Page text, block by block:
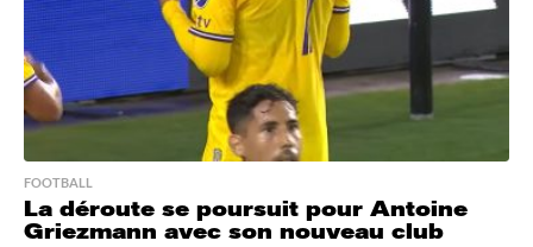
FOOTBALL
La déroute se poursuit pour Antoine
Griezmann avec son nouveau club